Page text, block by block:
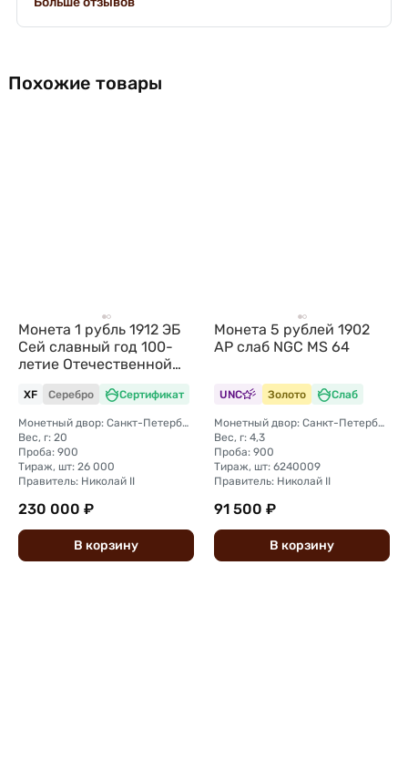
Похожие товары
Монета 1 рубль 1912 ЭБ
Сей славный год 100-
летие Отечественной
войны 1812
XF Серебро Сертификат
Монетный двор: Санкт-Петербургский монетный двор
Вес, г: 20
Проба: 900
Тираж, шт: 26 000
Правитель: Николай II
230 000 ₽
В корзину
Монета 5 рублей 1902
АР слаб NGC MS 64
UNC Золото Слаб
Монетный двор: Санкт-Петербургский монетный двор
Вес, г: 4,3
Проба: 900
Тираж, шт: 6240009
Правитель: Николай II
91 500 ₽
В корзину